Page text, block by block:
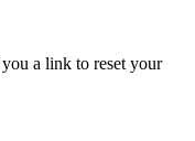
a link to reset your